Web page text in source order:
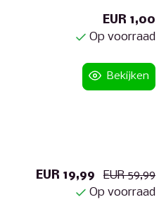
EUR 1,00
Op voorraad
Bekijken
EUR 19,99
EUR 59,99
Op voorraad